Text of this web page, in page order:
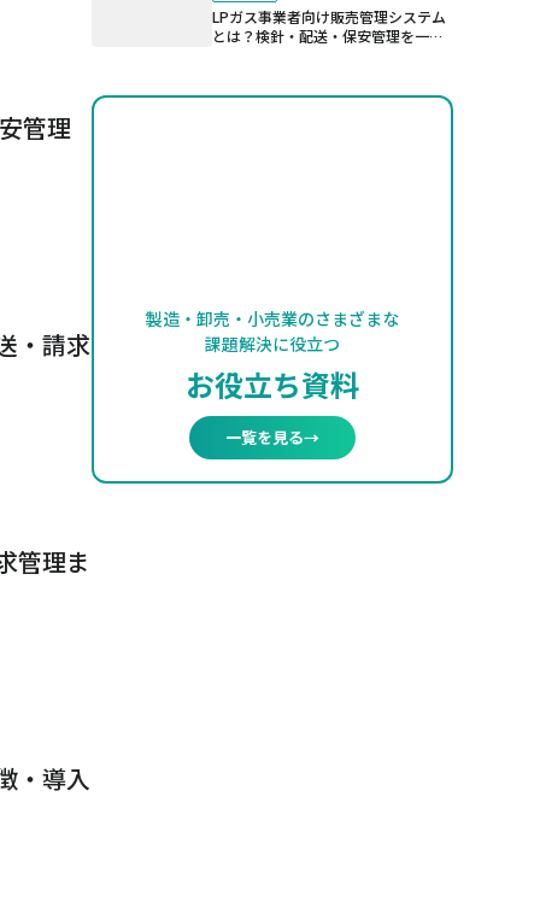
管理
・請求
管理ま
・導入
LPガス事業者向け販売管理システム
とは？検針・配送・保安管理を一元
製造・卸売・小売業のさまざまな
課題解決に役立つ
お役立ち資料
一覧を見る→